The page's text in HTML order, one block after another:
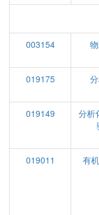
003154
019175
019149
分析
019011 有